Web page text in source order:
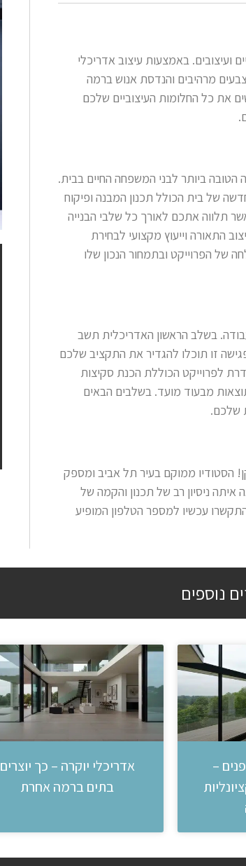
ועיצובים. באמצעות עיצוב אדריכלי
מרהיבים והנדסת אנוש ברמה
את כל החלומות העיצוביים שלכם
הטובה ביותר לבני המשפחה החיים בבית.
של בית הכולל תכנון המבנה ופיקוח
תלווה אתכם לאורך כל שלבי הבנייה
התאורה וייעוץ מקצועי לבחירת
של הפרוייקט ובתמחור הנכון שלו
בשלב הראשון האדריכלית תשב
זו תוכלו להגדיר את התקציב שלכם
לפרוייקט הכוללת הכנת סקיצות
מבעוד מועד. בשלבים הבאים
שלכם.
הסטודיו ממוקם בעיר תל אביב ומספק
איתה ניסיון רב של תכנון והקמה של
עכשיו למספר הטלפון המופיע
נוספים
–
אדריכלי יוקרה – כך יוצרים
בתים ברמה אחרת